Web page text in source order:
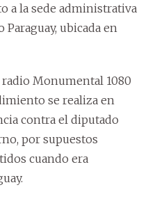
a la sede administrativa
ubicada en
Monumental 1080
se realiza en
contra el diputado
por supuestos
cuando era